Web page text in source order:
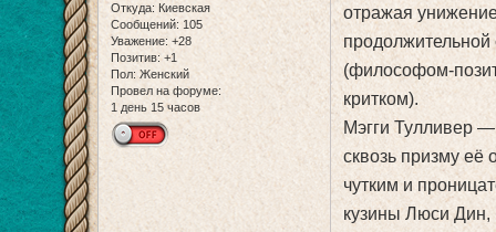
Откуда: Киевская
Сообщений: 105
Уважение: +28
Позитив: +1
Пол:Женский
Провел на форуме:
1 день 15 часов
отражая
(философом-
критком).
Мэгги Тулливер
сквозь призму
чутким и
кузины Люси